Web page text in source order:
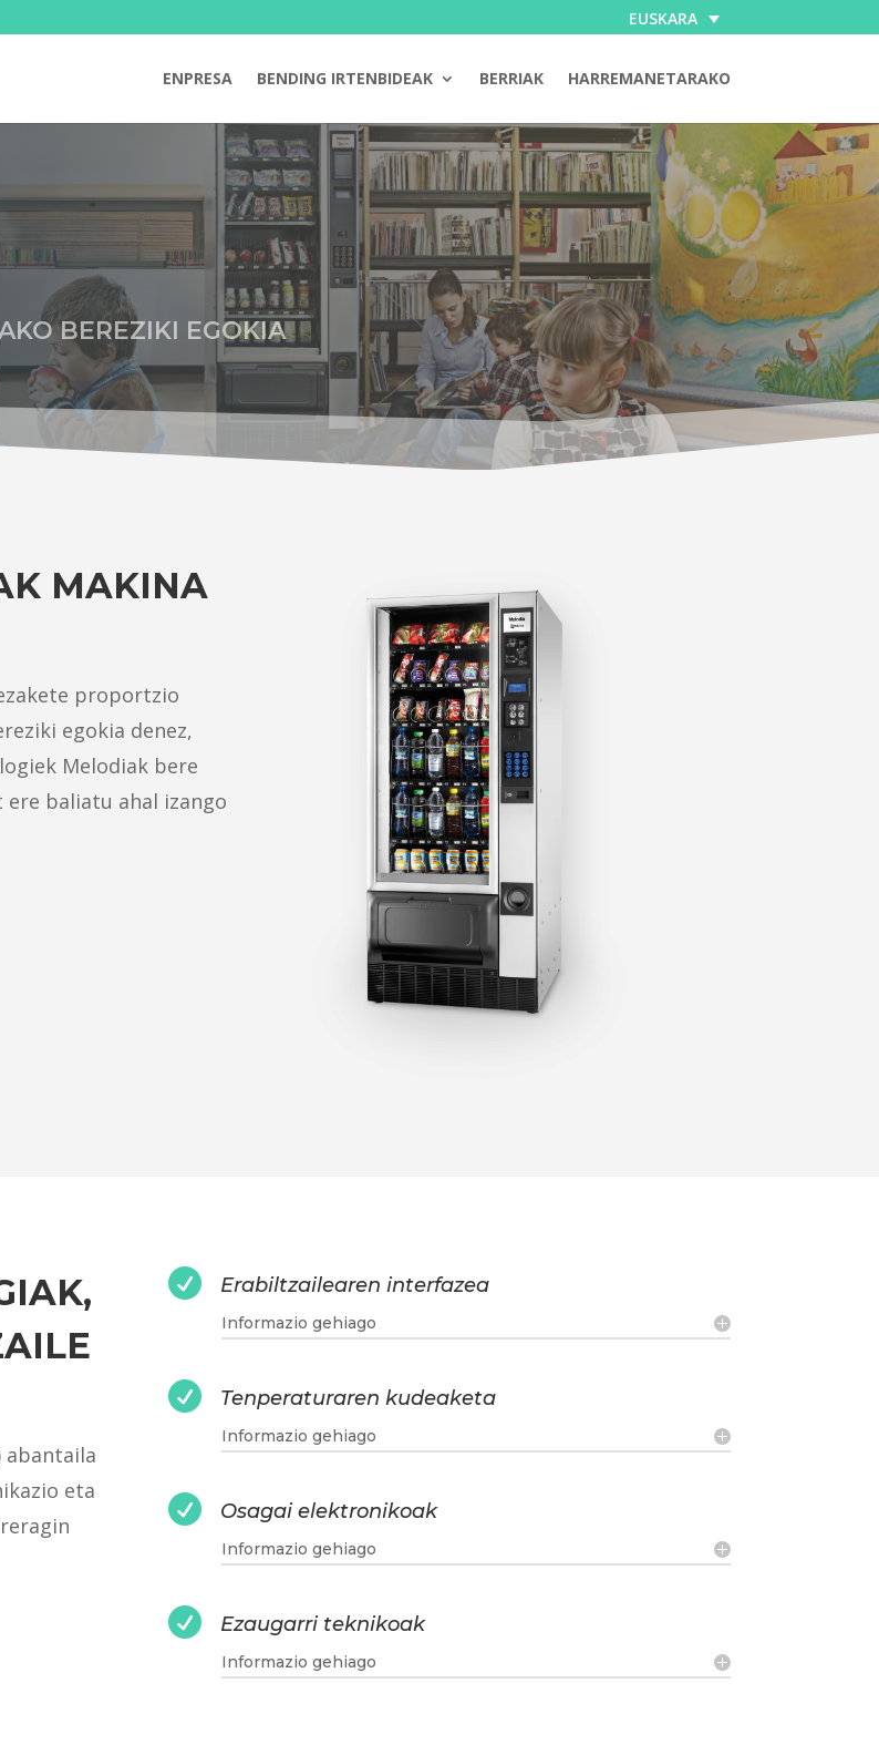
EUSKARA
ENPRESA BENDING IRTENBIDEAK BERRIAK HARREMANETARAKO
BEREZIKI EGOKIA
MAKINA
proportzio
egokia denez,
Melodiak bere
baliatu ahal izango
abantaila
eta
 Erabiltzailearen interfazea
Informazio gehiago
 Tenperaturaren kudeaketa
Informazio gehiago
 Osagai elektronikoak
Informazio gehiago
 Ezaugarri teknikoak
Informazio gehiago